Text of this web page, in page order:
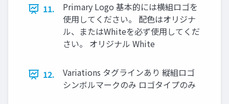
11.
Primary Logo 基本的には横組ロゴを
使用してください。 配色はオリジナ
ル、またはWhiteを必ず使用してくだ
さい。 オリジナル White
12.
Variations タグラインあり 縦組ロゴ
シンボルマークのみ ロゴタイプのみ